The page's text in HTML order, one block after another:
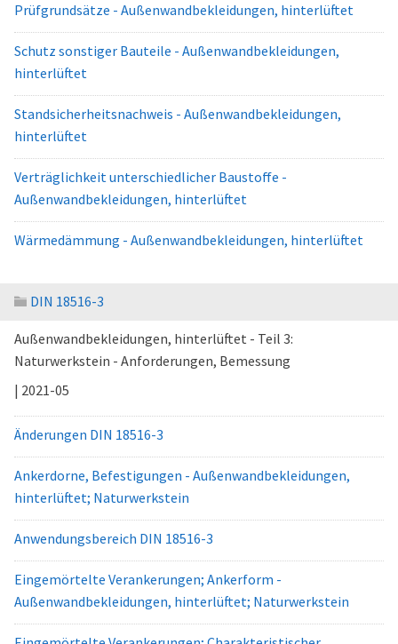
Prüfgrundsätze - Außenwandbekleidungen, hinterlüftet
Schutz sonstiger Bauteile - Außenwandbekleidungen,
hinterlüftet
Standsicherheitsnachweis - Außenwandbekleidungen,
hinterlüftet
Verträglichkeit unterschiedlicher Baustoffe -
Außenwandbekleidungen, hinterlüftet
Wärmedämmung - Außenwandbekleidungen, hinterlüftet
DIN 18516-3
Außenwandbekleidungen, hinterlüftet - Teil 3:
Naturwerkstein - Anforderungen, Bemessung
| 2021-05
Änderungen DIN 18516-3
Ankerdorne, Befestigungen - Außenwandbekleidungen,
hinterlüftet; Naturwerkstein
Anwendungsbereich DIN 18516-3
Eingemörtelte Verankerungen; Ankerform -
Außenwandbekleidungen, hinterlüftet; Naturwerkstein